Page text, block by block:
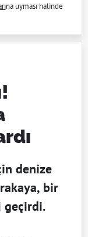
na uyması halinde
denize
bir
geçirdi.